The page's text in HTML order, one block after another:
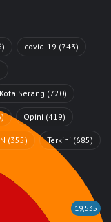
covid-19 (743)
Kota Serang (720)
Opini (419)
(355) Terkini (685)
19,535